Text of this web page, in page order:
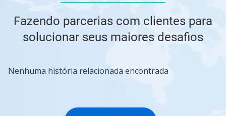
Fazendo parcerias com clientes para
solucionar seus maiores desafios
Nenhuma história relacionada encontrada